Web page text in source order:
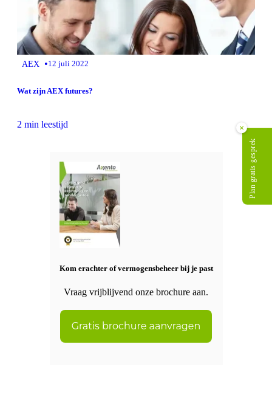
AEX •12 juli 2022
Wat zijn AEX futures?
2 min leestijd
Kom erachter of vermogensbeheer bij je past
Vraag vrijblijvend onze brochure aan.
×
Plan gratis gesprek